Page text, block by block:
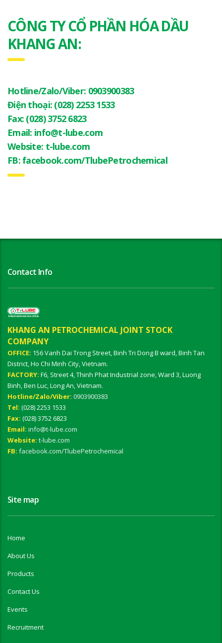
CÔNG TY CỔ PHẦN HÓA DẦU
KHANG AN:
Hotline/Zalo/Viber: 0903900383
Điện thoại: (028) 2253 1533
Fax: (028) 3752 6823
Email: info@t-lube.com
Website: t-lube.com
FB:facebook.com/TlubePetrochemical
Contact Info
KHANG AN PETROCHEMICAL JOINT STOCK
COMPANY
OFFICE: 156 Vanh Dai Trong Street, Binh Tri Dong B ward, Binh Tan
District, Ho Chi Minh City, Vietnam.
FACTORY: F6, Street 4, Thinh Phat Industrial zone, Ward 3, Luong
Binh, Ben Luc, Long An, Vietnam.
Hotline/Zalo/Viber: 0903900383
Tel: (028) 2253 1533
Fax: (028) 3752 6823
Email: info@t-lube.com
Website: t-lube.com
FB: facebook.com/TlubePetrochemical
Site map
Home
About Us
Products
Contact Us
Events
Recruitment